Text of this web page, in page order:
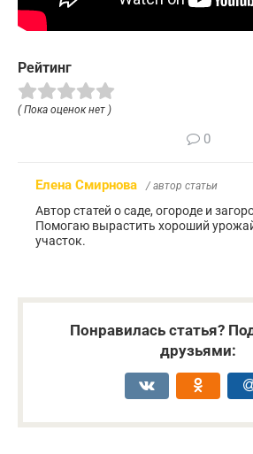
Рейтинг
( Пока оценок нет )
0
Елена Смирнова / автор статьи
Автор статей о саде, огороде и
Помогаю вырастить хороший
участок.
Понравилась статья?
друзьями: